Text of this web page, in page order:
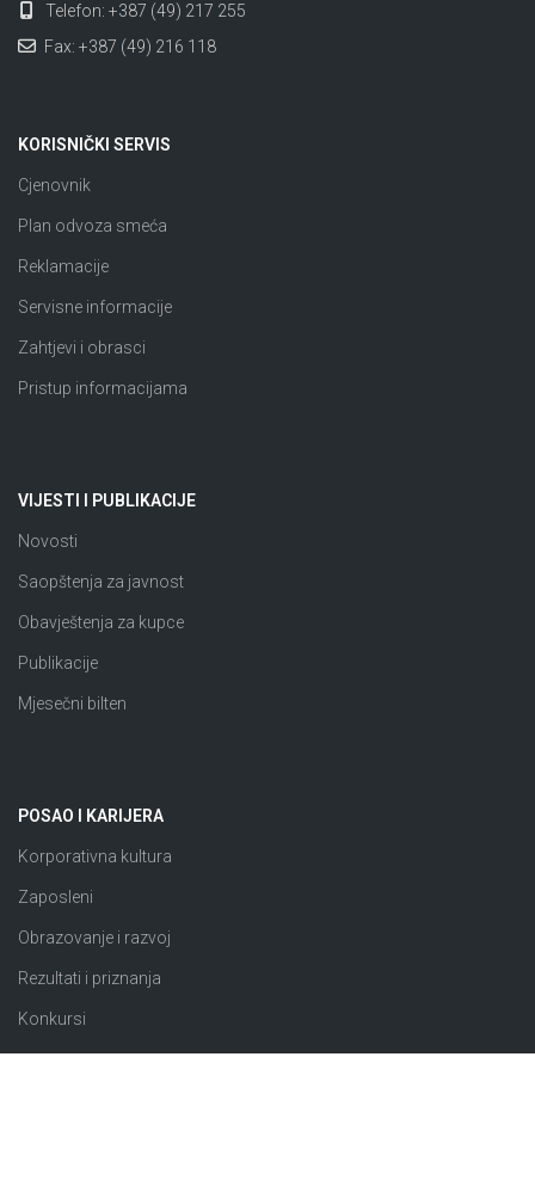
Telefon: +387 (49) 217 255
Fax: +387 (49) 216 118
KORISNIČKI SERVIS
Cjenovnik
Plan odvoza smeća
Reklamacije
Servisne informacije
Zahtjevi i obrasci
Pristup informacijama
VIJESTI I PUBLIKACIJE
Novosti
Saopštenja za javnost
Obavještenja za kupce
Publikacije
Mjesečni bilten
POSAO I KARIJERA
Korporativna kultura
Zaposleni
Obrazovanje i razvoj
Rezultati i priznanja
Konkursi